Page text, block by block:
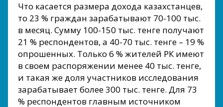
Что касается размера дохода казахстанцев,
то 23 % граждан зарабатывают 70-100 тыс.
в месяц. Сумму 100-150 тыс. тенге получают
21 % респондентов, а 40-70 тыс. тенге – 19 %
опрошенных. Только 6 % жителей РК имеют
в своем распоряжении менее 40 тыс. тенге,
и такая же доля участников исследования
зарабатывает более 300 тыс. тенге. Для 73
% респондентов главным источником